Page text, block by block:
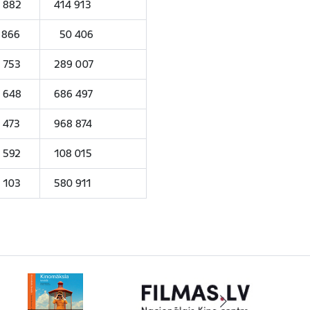
882 414 913
50 406
289 007
648 686 497
968 874
108 015
580 911